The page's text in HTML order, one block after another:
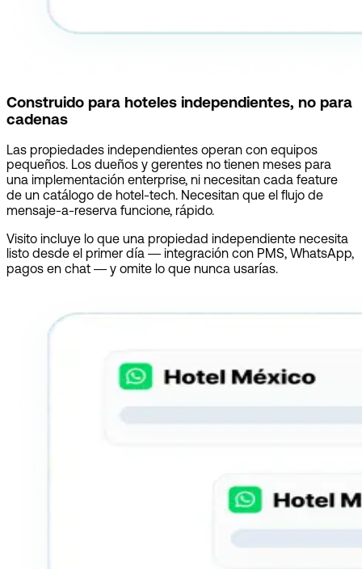
Construido para hoteles independientes, no para
cadenas
Las propiedades independientes operan con equipos
pequeños. Los dueños y gerentes no tienen meses para
una implementación enterprise, ni necesitan cada feature
de un catálogo de hotel-tech. Necesitan que el flujo de
mensaje-a-reserva funcione, rápido.
Visito incluye lo que una propiedad independiente necesita
listo desde el primer día — integración con PMS, WhatsApp,
pagos en chat — y omite lo que nunca usarías.